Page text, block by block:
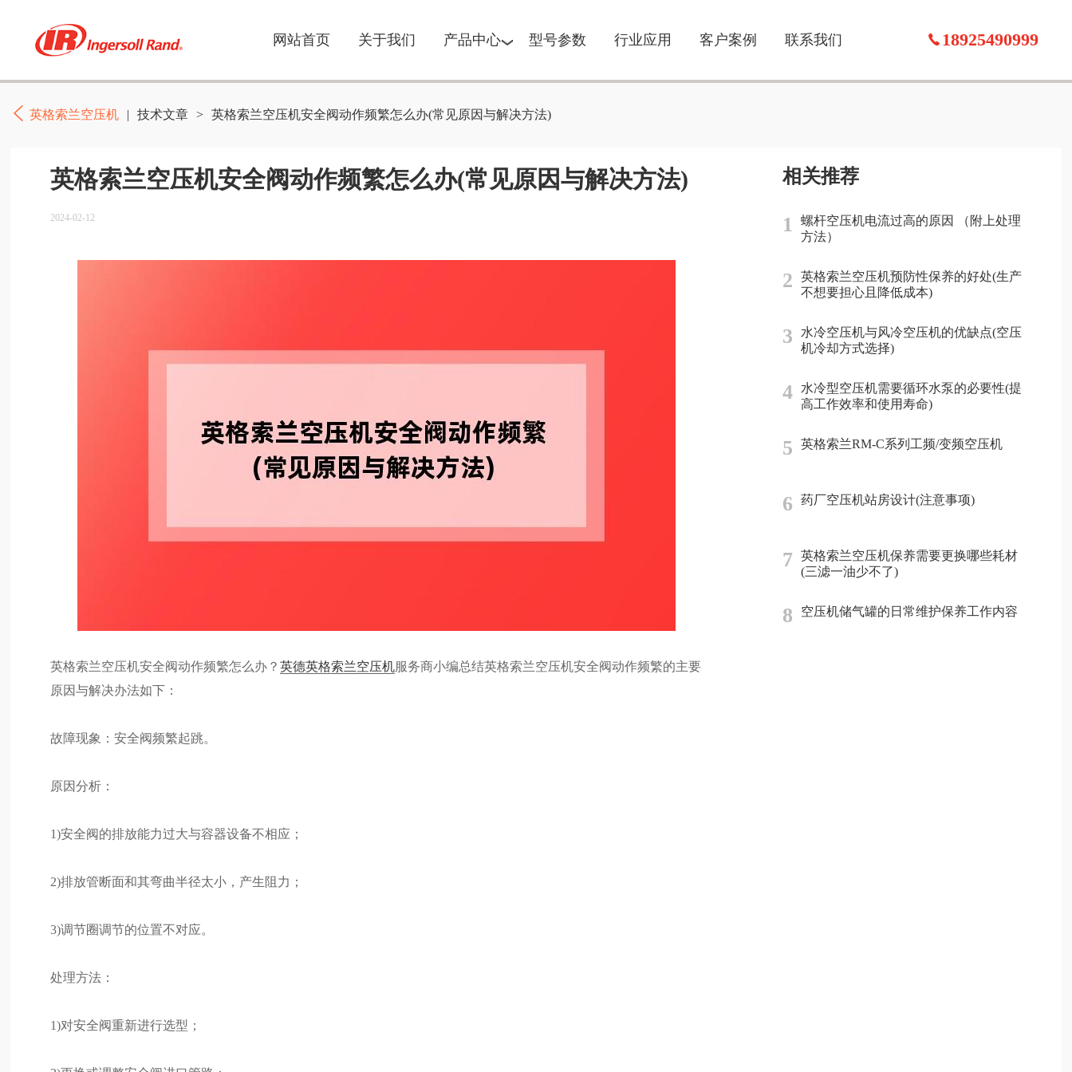
网站首页 关于我们 产品中心 型号参数 行业应用 客户案例 联系我们 18925490999
英格索兰空压机 | 技术文章 > 英格索兰空压机安全阀动作频繁怎么办(常见原因与解决方法)
英格索兰空压机安全阀动作频繁怎么办(常见原因与解决方法)
2024-02-12
英格索兰空压机安全阀动作频繁怎么办？英德英格索兰空压机服务商小编总结英格索兰空压机安全阀动作频繁的主要
原因与解决办法如下：
故障现象：安全阀频繁起跳。
原因分析：
1)安全阀的排放能力过大与容器设备不相应；
2)排放管断面和其弯曲半径太小，产生阻力；
3)调节圈调节的位置不对应。
处理方法：
1)对安全阀重新进行选型；
相关推荐
1
螺杆空压机电流过高的原因 （附上处理
方法）
2
英格索兰空压机预防性保养的好处(生产
不想要担心且降低成本)
3
水冷空压机与风冷空压机的优缺点(空压
机冷却方式选择)
4
水冷型空压机需要循环水泵的必要性(提
高工作效率和使用寿命)
5 英格索兰RM-C系列工频/变频空压机
6 药厂空压机站房设计(注意事项)
7
英格索兰空压机保养需要更换哪些耗材
(三滤一油少不了)
8 空压机储气罐的日常维护保养工作内容